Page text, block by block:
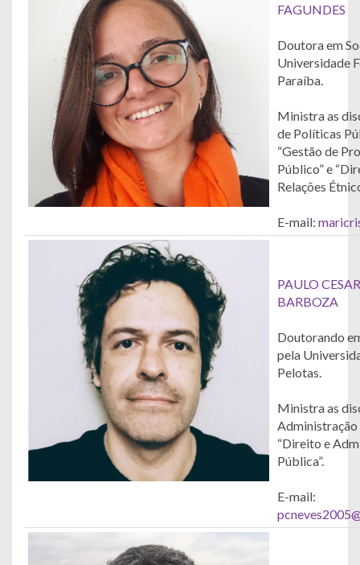
FAGUNDES
Doutora em
Universidade
Paraíba.
Ministra as
de Políticas
“Gestão de
Público” e
Relações
E-mail:
PAULO
BARBOZA
Doutorando
pela
Pelotas.
Ministra as
Administração
“Direito e
Pública”.
E-mail: